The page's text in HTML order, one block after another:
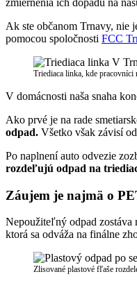
Ak ste občanom Trnavy, nie
pomocou spoločnosti FCC
Triediaca linka, kde
V domácnosti naša snaha
Ako prvé je na rade
odpad. Všetko však závisí
Po naplnení auto odvezie
rozdeľujú odpad na
Záujem je najmä o
Nepoužiteľný odpad zostáva
ktorá sa odváža na finálne
Zlisované plastové fľaše